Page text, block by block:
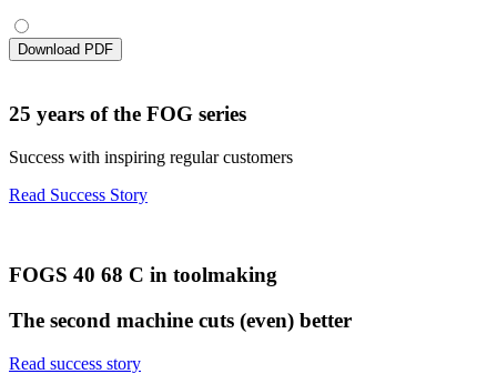
Download PDF
25 years of the FOG series
Success with inspiring regular customers
Read Success Story
FOGS 40 68 C in toolmaking
The second machine cuts (even) better
Read success story